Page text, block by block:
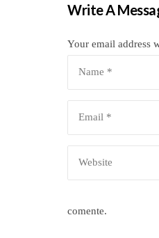
Write A
Your email address
comente.